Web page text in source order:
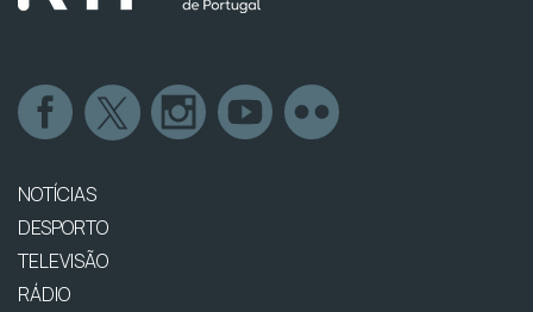
NOTÍCIAS
DESPORTO
TELEVISÃO
RÁDIO